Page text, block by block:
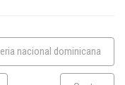
nacional dominicana